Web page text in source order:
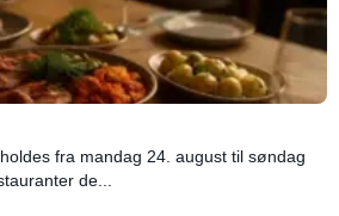
fra mandag 24. august til søndag
de...